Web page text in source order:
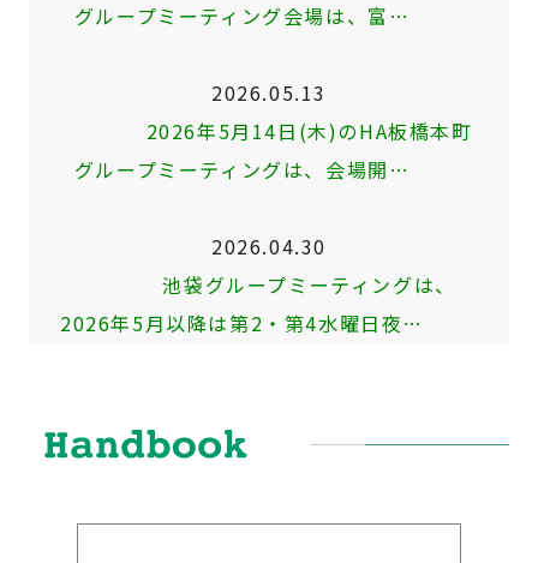
グループミーティング会場は、富…
2026.05.13
2026年5月14日(木)のHA板橋本町
グループミーティングは、会場開…
2026.04.30
池袋グループミーティングは、
2026年5月以降は第2・第4水曜日夜…